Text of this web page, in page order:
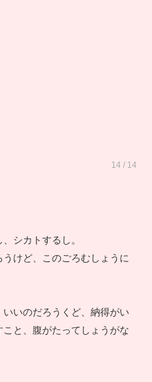
14 / 14
シカトするし。
けど、このごろむしょうに
いのだろうくど、納得がい
と、腹がたってしょうがな